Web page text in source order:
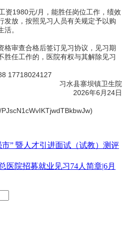
1980元/月，能胜任岗位工作，绩效
发放，按照见习人员有关规定予以购
。
审查合格后签订见习协议，见习期
胜任工作的，医院有权与其解除见习
17718024127
习水县寨坝镇卫生院
2026年6月24日
市” 暨人才引进面试（试教）测评
医院招募就业见习74人简章|6月